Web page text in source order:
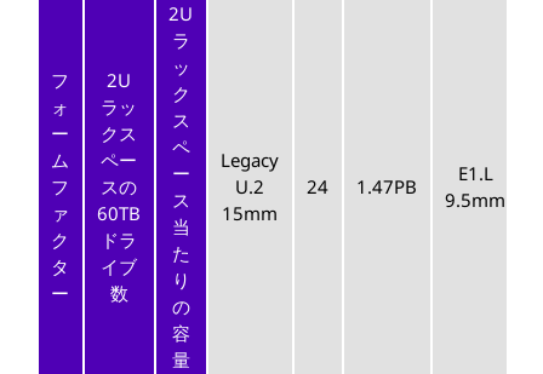
フ
ォ
ー
ム
フ
ァ
ク
タ
ー
2U
ラッ
クス
ペー
スの
60TB
ドラ
イブ
数
2U
ラ
ッ
ク
ス
ペ
ー
ス
当
た
り
の
容
量
Legacy
U.2
15mm
24 1.47PB
E1.L
9.5mm